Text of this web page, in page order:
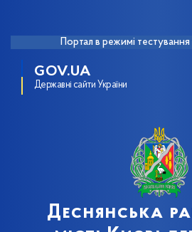
Портал в режимі
GOV.UA
Державні сайти України
Деснянська